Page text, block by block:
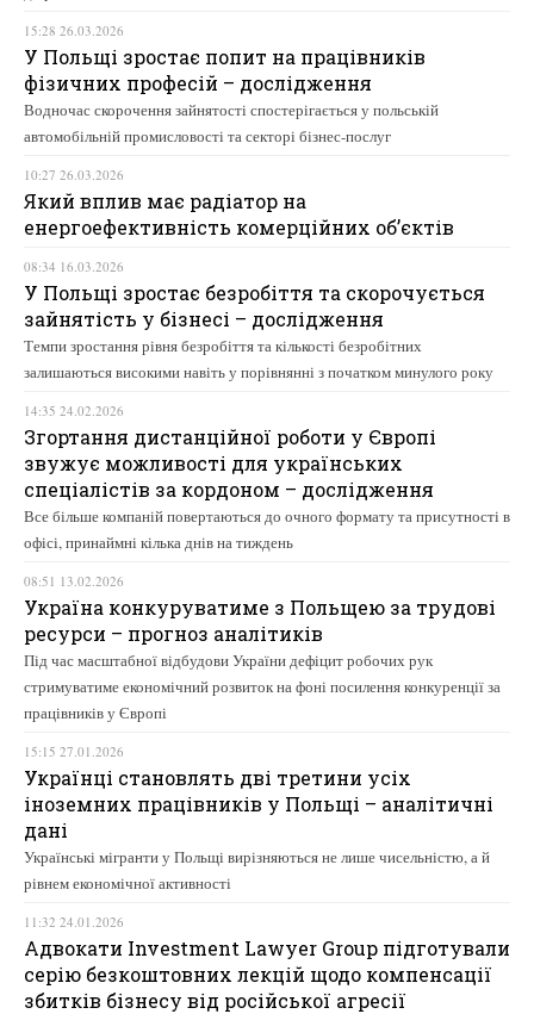
15:28 26.03.2026
У Польщі зростає попит на працівників
фізичних професій – дослідження
Водночас скорочення зайнятості спостерігається у польській
автомобільній промисловості та секторі бізнес-послуг
10:27 26.03.2026
Який вплив має радіатор на
енергоефективність комерційних об’єктів
08:34 16.03.2026
У Польщі зростає безробіття та скорочується
зайнятість у бізнесі – дослідження
Темпи зростання рівня безробіття та кількості безробітних
залишаються високими навіть у порівнянні з початком минулого року
14:35 24.02.2026
Згортання дистанційної роботи у Європі
звужує можливості для українських
спеціалістів за кордоном – дослідження
Все більше компаній повертаються до очного формату та присутності в
офісі, принаймні кілька днів на тиждень
08:51 13.02.2026
Україна конкуруватиме з Польщею за трудові
ресурси – прогноз аналітиків
Під час масштабної відбудови України дефіцит робочих рук
стримуватиме економічний розвиток на фоні посилення конкуренції за
працівників у Європі
15:15 27.01.2026
Українці становлять дві третини усіх
іноземних працівників у Польщі – аналітичні
дані
Українські мігранти у Польщі вирізняються не лише чисельністю, а й
рівнем економічної активності
11:32 24.01.2026
Адвокати Investment Lawyer Group підготували
серію безкоштовних лекцій щодо компенсації
збитків бізнесу від російської агресії